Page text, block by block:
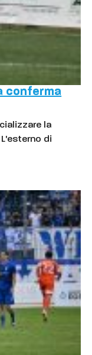
conferma
la
di